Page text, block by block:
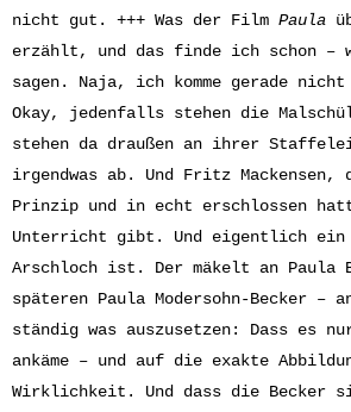
nicht gut. +++ Was der Film Paula
erzählt, und das finde ich schon –
sagen. Naja, ich komme gerade
Okay, jedenfalls stehen die
stehen da draußen an ihrer
irgendwas ab. Und Fritz Mackensen,
Prinzip und in echt erschlossen
Unterricht gibt. Und eigentlich ein
Arschloch ist. Der mäkelt an Paula
späteren Paula Modersohn-Becker –
ständig was auszusetzen: Dass es
ankäme – und auf die exakte
Wirklichkeit. Und dass die Becker